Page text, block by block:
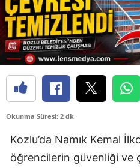
Okunma Süresi: 2 dk
Kozlu’da Namık Kemal
öğrencilerin güvenliği ve